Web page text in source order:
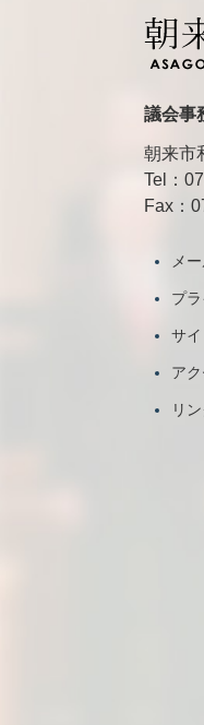
議会事
朝来市
Tel：
Fax：
メ
プ
サ
ア
リ